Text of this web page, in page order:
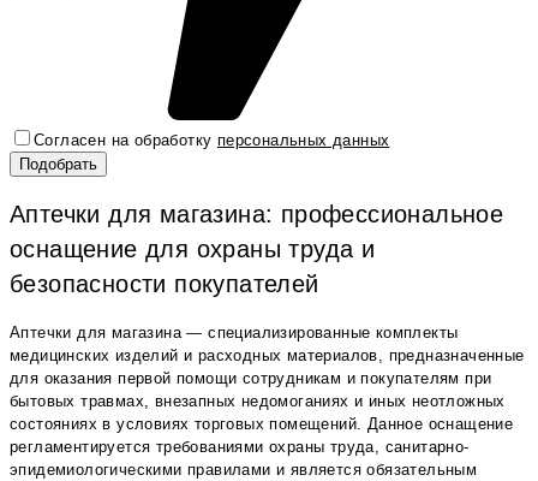
Согласен на обработку персональных данных
Аптечки для магазина: профессиональное
оснащение для охраны труда и
безопасности покупателей
Аптечки для магазина — специализированные комплекты
медицинских изделий и расходных материалов, предназначенные
для оказания первой помощи сотрудникам и покупателям при
бытовых травмах, внезапных недомоганиях и иных неотложных
состояниях в условиях торговых помещений. Данное оснащение
регламентируется требованиями охраны труда, санитарно-
эпидемиологическими правилами и является обязательным